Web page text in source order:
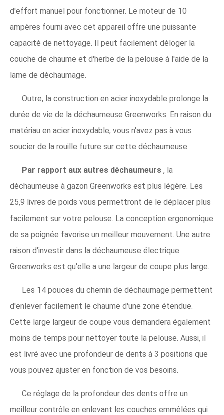
d'effort manuel pour fonctionner. Le moteur de 10
ampères fourni avec cet appareil offre une puissante
capacité de nettoyage. Il peut facilement déloger la
couche de chaume et d'herbe de la pelouse à l'aide de la
lame de déchaumage.
Outre, la construction en acier inoxydable prolonge la
durée de vie de la déchaumeuse Greenworks. En raison du
matériau en acier inoxydable, vous n'avez pas à vous
soucier de la rouille future sur cette déchaumeuse.
Par rapport aux autres déchaumeurs , la
déchaumeuse à gazon Greenworks est plus légère. Les
25,9 livres de poids vous permettront de le déplacer plus
facilement sur votre pelouse. La conception ergonomique
de sa poignée favorise un meilleur mouvement. Une autre
raison d'investir dans la déchaumeuse électrique
Greenworks est qu'elle a une largeur de coupe plus large.
Les 14 pouces du chemin de déchaumage permettent
d'enlever facilement le chaume d'une zone étendue.
Cette large largeur de coupe vous demandera également
moins de temps pour nettoyer toute la pelouse. Aussi, il
est livré avec une profondeur de dents à 3 positions que
vous pouvez ajuster en fonction de vos besoins.
Ce réglage de la profondeur des dents offre un
meilleur contrôle en enlevant les couches emmêlées qui